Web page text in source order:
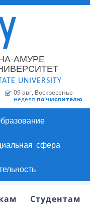
АМУРЕ
UNIVERSITY
09 авг, Воскресенье
неделя по числителю
сфера
Студентам